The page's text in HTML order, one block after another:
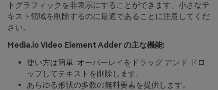
トグラフィックを非表示にすることができます。小さなテ
キスト領域を削除するのに最適であることに注意してくだ
さい。
Media.io Video Element Adder の主な機能:
使い方は簡単: オーバーレイをドラッグ アンド ドロ
ップしてテキストを削除します。
あらゆる形状の多数の無料要素を提供します。